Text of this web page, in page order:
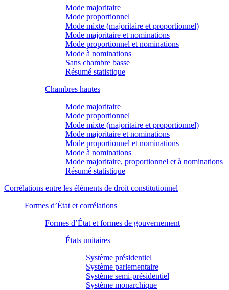
Mode majoritaire
Mode proportionnel
Mode mixte (majoritaire et proportionnel)
Mode majoritaire et nominations
Mode proportionnel et nominations
Mode à nominations
Sans chambre basse
Résumé statistique
Chambres hautes
Mode majoritaire
Mode proportionnel
Mode mixte (majoritaire et proportionnel)
Mode majoritaire et nominations
Mode proportionnel et nominations
Mode à nominations
Mode majoritaire, proportionnel et à nominations
Résumé statistique
Corrélations entre les éléments de droit constitutionnel
Formes d’État et corrélations
Formes d’État et formes de gouvernement
États unitaires
Système présidentiel
Système parlementaire
Système semi-présidentiel
Système monarchique